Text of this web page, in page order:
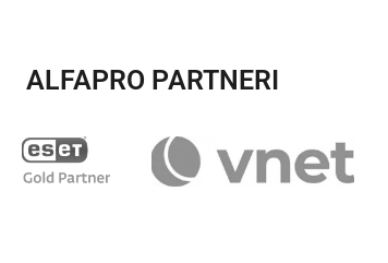
ALFAPRO PARTNERI​